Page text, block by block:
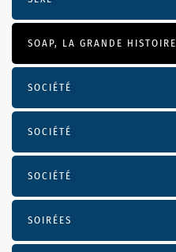
SOAP, LA GRANDE HISTOIRE
SOCIÉTÉ
SOCIÉTÉ
SOCIÉTÉ
SOIRÉES